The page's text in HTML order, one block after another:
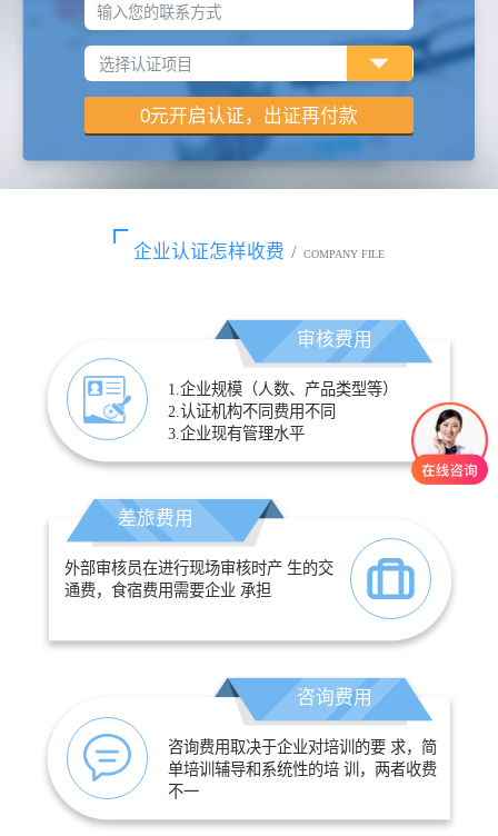
输入您的联系方式
企业认证怎样收费 / COMPANY FILE
审核费用
1.企业规模（人数、产品类型等）
2.认证机构不同费用不同
3.企业现有管理水平
差旅费用
外部审核员在进行现场审核时产 生的交
通费，食宿费用需要企业 承担
咨询费用
咨询费用取决于企业对培训的要 求，简
单培训辅导和系统性的培 训，两者收费
不一